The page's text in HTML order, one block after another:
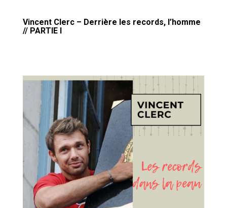
Vincent Clerc – Derrière les records, l’homme
// PARTIE I